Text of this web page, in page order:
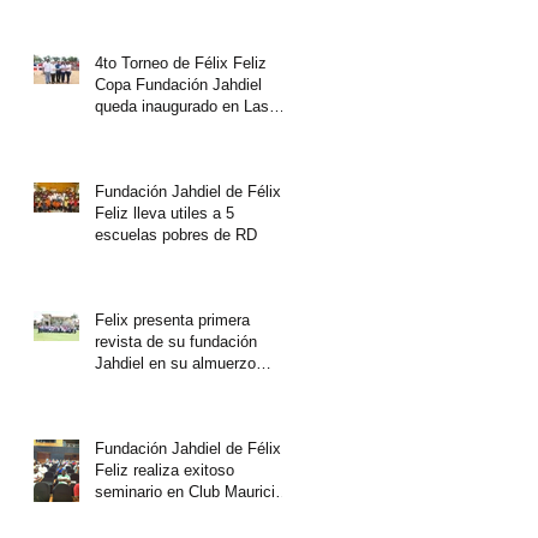
4to Torneo de Félix Feliz
Copa Fundación Jahdiel
queda inaugurado en Las
Fundación Jahdiel de Félix
Feliz lleva utiles a 5
escuelas pobres de RD
Felix presenta primera
revista de su fundación
Jahdiel en su almuerzo
Fundación Jahdiel de Félix
Feliz realiza exitoso
seminario en Club Mauricio